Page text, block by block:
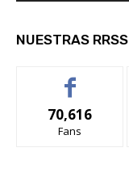
NUESTRAS RRSS
70,616
Fans